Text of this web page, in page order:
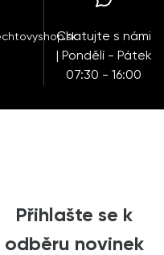
Chatujte s námi
| Pondělí - Pátek
07:30 - 16:00
Přihlašte se k
odběru novinek